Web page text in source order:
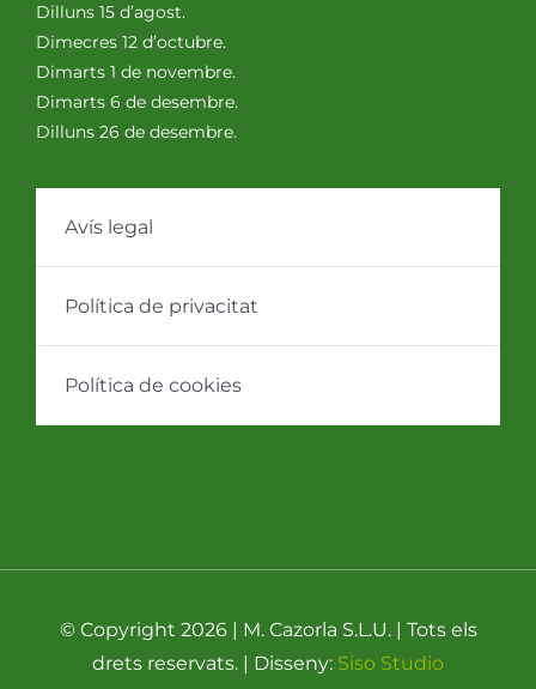
Dilluns 15 d’agost.
Dimecres 12 d’octubre.
Dimarts 1 de novembre.
Dimarts 6 de desembre.
Dilluns 26 de desembre.
Avís legal
Política de privacitat
Política de cookies
© Copyright 2026 | M. Cazorla S.L.U. | Tots els
drets reservats. | Disseny: Siso Studio